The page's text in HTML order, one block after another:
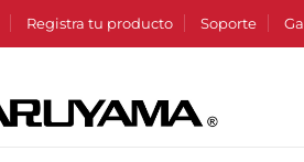
Registra tu producto Soporte